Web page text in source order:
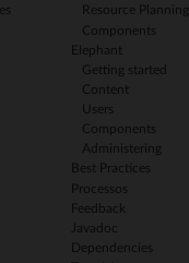
Resource Planning
Components
Elephant
Getting started
Content
Users
Components
Administering
Best Practices
Processos
Feedback
Javadoc
Dependencies